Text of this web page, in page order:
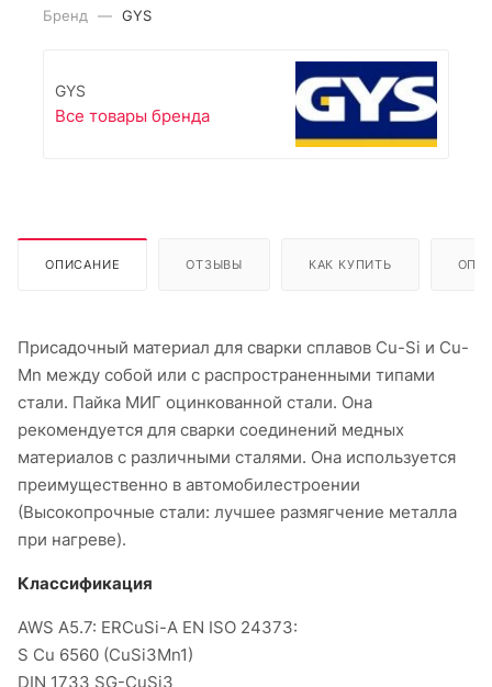
Бренд — GYS
GYS
Все товары бренда
ОПИСАНИЕ ОТЗЫВЫ КАК КУПИТЬ
Присадочный материал для сварки сплавов Cu-Si и Cu-
Mn между собой или с распространенными типами
стали. Пайка МИГ оцинкованной стали. Она
рекомендуется для сварки соединений медных
материалов с различными сталями. Она используется
преимущественно в автомобилестроении
(Высокопрочные стали: лучшее размягчение металла
при нагреве).
Классификация
AWS A5.7: ERCuSi-A EN ISO 24373:
S Cu 6560 (CuSi3Mn1)
DIN 1733 SG-CuSi3